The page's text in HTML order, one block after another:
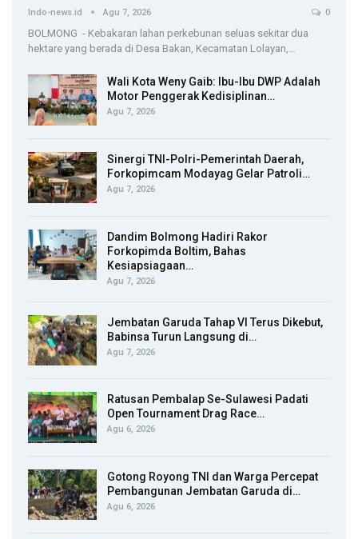
Indo-news.id Agu 7, 2026 0
BOLMONG - Kebakaran lahan perkebunan seluas sekitar dua
hektare yang berada di Desa Bakan, Kecamatan Lolayan,…
Wali Kota Weny Gaib: Ibu-Ibu DWP Adalah
Motor Penggerak Kedisiplinan…
Agu 7, 2026
Sinergi TNI-Polri-Pemerintah Daerah,
Forkopimcam Modayag Gelar Patroli…
Agu 7, 2026
Dandim Bolmong Hadiri Rakor
Forkopimda Boltim, Bahas
Kesiapsiagaan…
Agu 7, 2026
Jembatan Garuda Tahap VI Terus Dikebut,
Babinsa Turun Langsung di…
Agu 7, 2026
Ratusan Pembalap Se-Sulawesi Padati
Open Tournament Drag Race…
Agu 6, 2026
Gotong Royong TNI dan Warga Percepat
Pembangunan Jembatan Garuda di…
Agu 6, 2026